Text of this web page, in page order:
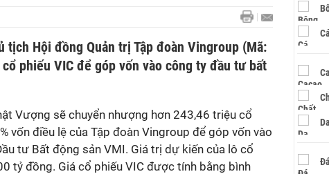
tịch Hội đồng Quản trị Tập đoàn Vingroup (Mã:
phiếu VIC để góp vốn vào công ty đầu tư bất
Vượng sẽ chuyển nhượng hơn 243,46 triệu cổ
vốn điều lệ của Tập đoàn Vingroup để góp vốn vào
tư Bất động sản VMI. Giá trị dự kiến của lô cổ
tỷ đồng. Giá cổ phiếu VIC được tính bằng bình